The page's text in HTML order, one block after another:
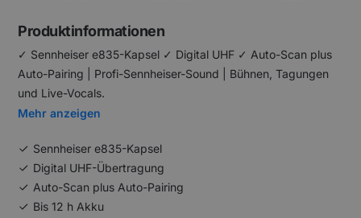
Produktinformationen
✓ Sennheiser e835-Kapsel ✓ Digital UHF ✓ Auto-Scan plus
Auto-Pairing | Profi-Sennheiser-Sound | Bühnen, Tagungen
und Live-Vocals.
Mehr anzeigen
Sennheiser e835-Kapsel
Digital UHF-Übertragung
Auto-Scan plus Auto-Pairing
Bis 12 h Akku